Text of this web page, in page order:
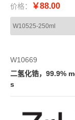
价格： ￥88.00
W10669
二氢化锆，99.9%
s